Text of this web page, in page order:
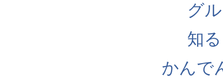
グ
知
かんで